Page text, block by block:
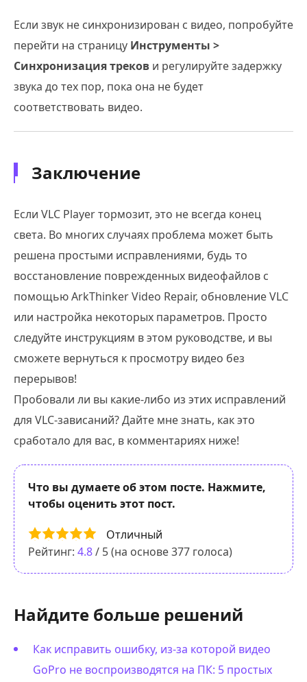
Если звук не синхронизирован с видео, попробуйте
перейти на страницу Инструменты >
Синхронизация треков и регулируйте задержку
звука до тех пор, пока она не будет
соответствовать видео.
Заключение
Если VLC Player тормозит, это не всегда конец
света. Во многих случаях проблема может быть
решена простыми исправлениями, будь то
восстановление поврежденных видеофайлов с
помощью ArkThinker Video Repair, обновление VLC
или настройка некоторых параметров. Просто
следуйте инструкциям в этом руководстве, и вы
сможете вернуться к просмотру видео без
перерывов!
Пробовали ли вы какие-либо из этих исправлений
для VLC-зависаний? Дайте мне знать, как это
сработало для вас, в комментариях ниже!
Что вы думаете об этом посте. Нажмите,
чтобы оценить этот пост.
Отличный
Рейтинг: 4.8/ 5 (на основе377 голоса)
Найдите больше решений
Как исправить ошибку, из-за которой видео
GoPro не воспроизводятся на ПК: 5 простых